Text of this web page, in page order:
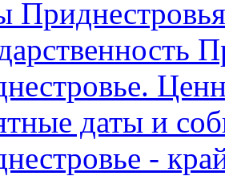
Приднестровья
даты и
-